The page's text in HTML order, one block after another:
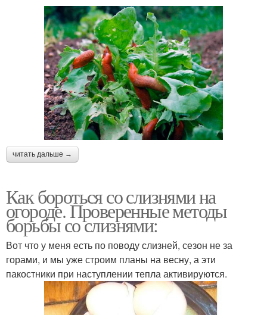
читать дальше →
Как бороться со слизнями на
огороде. Проверенные методы
борьбы со слизнями:
Вот что у меня есть по поводу слизней, сезон не за
горами, и мы уже строим планы на весну, а эти
пакостники при наступлении тепла активируются.